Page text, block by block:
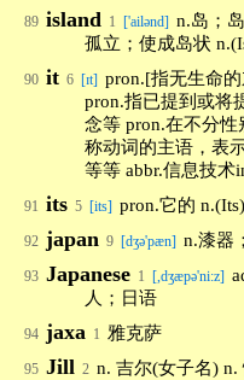
89 island 1 ['ailənd] n.岛；
孤立；使成岛状
90 it 6 [ɪt] pron.[指无生命
pron.指已提到或将
念等 pron.在不分性
称动词的主语，表
等等 abbr.信息技术
91 its 5 [its] pron.它的
92 japan 9 [dʒə'pæn] n.漆器
93 Japanese 1 [,dʒæpə'ni:z]
人；日语
94 jaxa 1 雅克萨
95 Jill 2 n. 吉尔(女子名) n.